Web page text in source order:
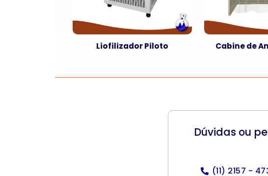
Liofilizador Piloto Cabine de
Dúvidas ou
(11) 2157 -